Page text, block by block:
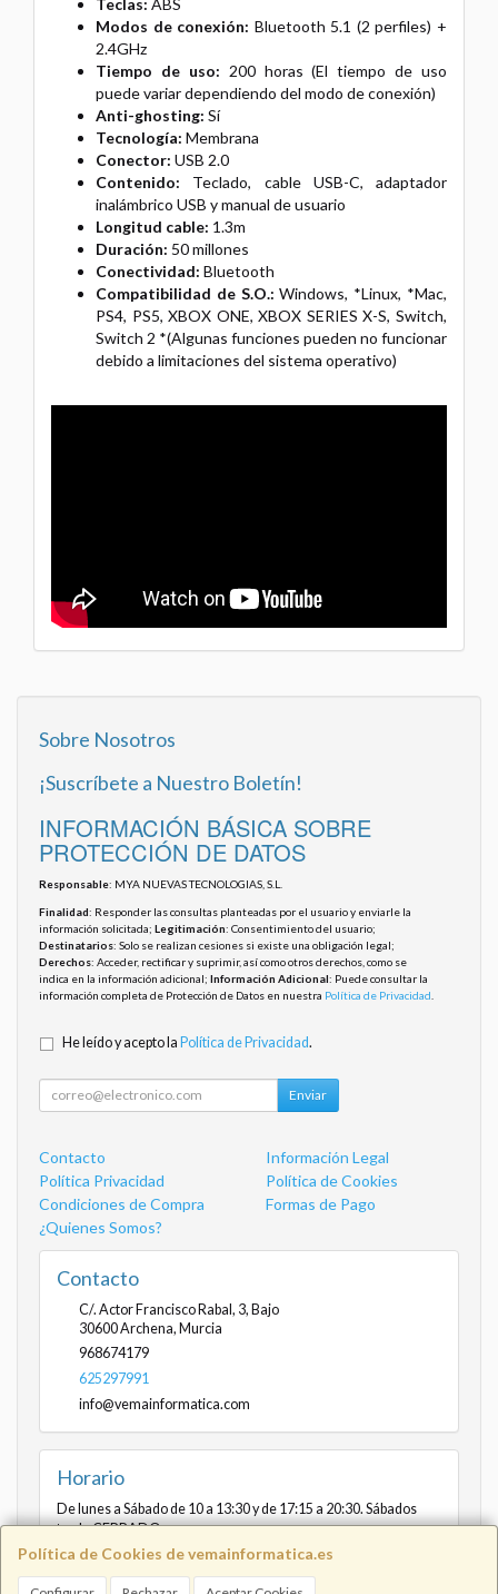
Modos de conexión: Bluetooth 5.1 (2 perfiles) +
2.4GHz
Tiempo de uso: 200 horas (El tiempo de uso
puede variar dependiendo del modo de conexión)
Anti-ghosting: Sí
Tecnología: Membrana
Conector: USB 2.0
Contenido:
Teclado, cable USB-C, adaptador
inalámbrico USB y manual de usuario
Longitud cable: 1.3m
Duración: 50 millones
Conectividad: Bluetooth
Compatibilidad de S.O.: Windows, *Linux, *Mac,
PS4, PS5, XBOX ONE, XBOX SERIES X-S, Switch,
Switch 2 *(Algunas funciones pueden no funcionar
debido a limitaciones del sistema operativo)
Política de Cookies de vemainformatica.es
Sobre Nosotros
¡Suscríbete a Nuestro Boletín!
INFORMACIÓN BÁSICA SOBRE
PROTECCIÓN DE DATOS
Responsable: MYA NUEVAS TECNOLOGIAS, S.L.
Finalidad: Responder las consultas planteadas por el usuario y enviarle la
información solicitada; Legitimación: Consentimiento del usuario;
Destinatarios: Solo se realizan cesiones si existe una obligación legal;
Derechos: Acceder, rectificar y suprimir, así como otros derechos, como se
indica en la información adicional; Información Adicional: Puede consultar la
información completa de Protección de Datos en nuestra Política de Privacidad
He leído y acepto la Política de Privacidad.
Enviar
Contacto
Información Legal
Política Privacidad
Política de Cookies
Condiciones de Compra
Formas de Pago
¿Quienes Somos?
Contacto
C/. Actor Francisco Rabal, 3, Bajo
30600Archena, Murcia
968674179
625297991
info@vemainformatica.com
Horario
De lunes a Sábado de 10 a 13:30 y de 17:15 a 20:30. Sábados
tarde CERRADO